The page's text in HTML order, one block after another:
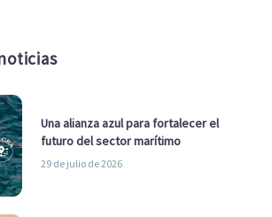
Una alianza azul para fortalecer el
futuro del sector marítimo
29 de julio de 2026